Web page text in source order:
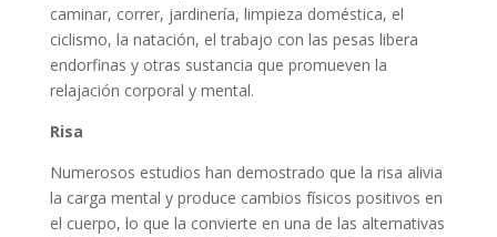
caminar, correr, jardinería, limpieza doméstica, el
ciclismo, la natación, el trabajo con las pesas libera
endorfinas y otras sustancia que promueven la
relajación corporal y mental.
Risa
Numerosos estudios han demostrado que la risa alivia
la carga mental y produce cambios físicos positivos en
el cuerpo, lo que la convierte en una de las alternativas